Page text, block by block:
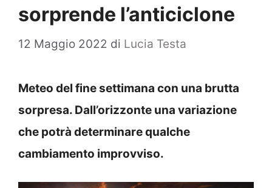
sorprende l’anticiclone
12 Maggio 2022 di Lucia Testa
Meteo del fine settimana con una brutta
sorpresa. Dall’orizzonte una variazione
che potrà determinare qualche
cambiamento improvviso.